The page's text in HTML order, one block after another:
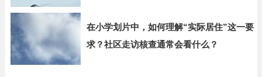
在小学划片中，如何理解“实际居住”这一要
求？社区走访核查通常会看什么？